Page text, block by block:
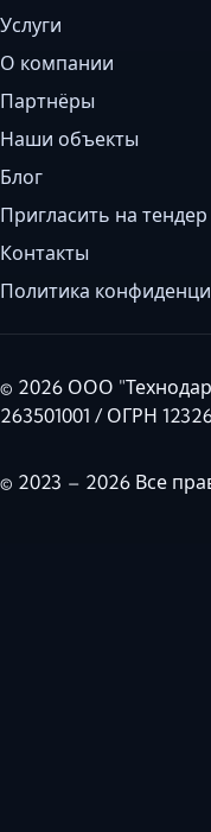
Услуги
О компании
Партнёры
Наши объекты
Блог
Пригласить на тендер
Контакты
Политика
© 2026 ООО
263501001 / ОГРН
© 2023 – 2026 Все